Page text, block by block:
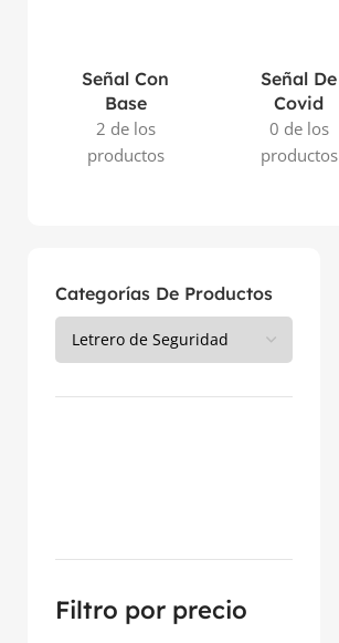
Señal Con
Base
2 de los
productos
Señal De
Covid
0 de los
productos
Categorías De Productos
Filtro por precio